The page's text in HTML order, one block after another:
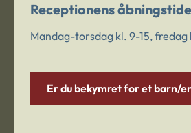
Receptionens
Mandag-torsdag kl. 9-15, fredag
Er du bekymret for et barn/